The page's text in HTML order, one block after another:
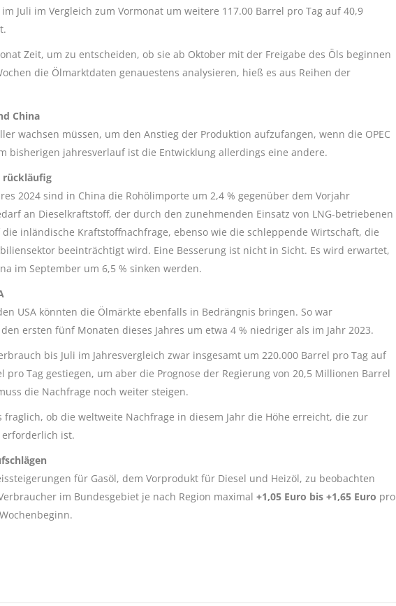
Juli im Vergleich zum Vormonat um weitere 117.00 Barrel pro Tag auf 40,9
Zeit, um zu entscheiden, ob sie ab Oktober mit der Freigabe des Öls beginnen
die Ölmarktdaten genauestens analysieren, hieß es aus Reihen der
China
wachsen müssen, um den Anstieg der Produktion aufzufangen, wenn die OPEC
bisherigen jahresverlauf ist die Entwicklung allerdings eine andere.
rückläufig
2024 sind in China die Rohölimporte um 2,4 % gegenüber dem Vorjahr
an Dieselkraftstoff, der durch den zunehmenden Einsatz von LNG-betriebenen
inländische Kraftstoffnachfrage, ebenso wie die schleppende Wirtschaft, die
beeinträchtigt wird. Eine Besserung ist nicht in Sicht. Es wird erwartet,
im September um 6,5 % sinken werden.
USA könnten die Ölmärkte ebenfalls in Bedrängnis bringen. So war
ersten fünf Monaten dieses Jahres um etwa 4 % niedriger als im Jahr 2023.
bis Juli im Jahresvergleich zwar insgesamt um 220.000 Barrel pro Tag auf
Tag gestiegen, um aber die Prognose der Regierung von 20,5 Millionen Barrel
die Nachfrage noch weiter steigen.
ob die weltweite Nachfrage in diesem Jahr die Höhe erreicht, die zur
ist.
für Gasöl, dem Vorprodukt für Diesel und Heizöl, zu beobachten
im Bundesgebiet je nach Region maximal +1,05 Euro bis +1,65 Euro pro